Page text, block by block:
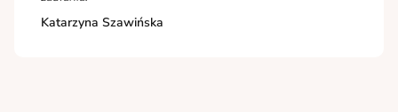
Katarzyna Szawińska